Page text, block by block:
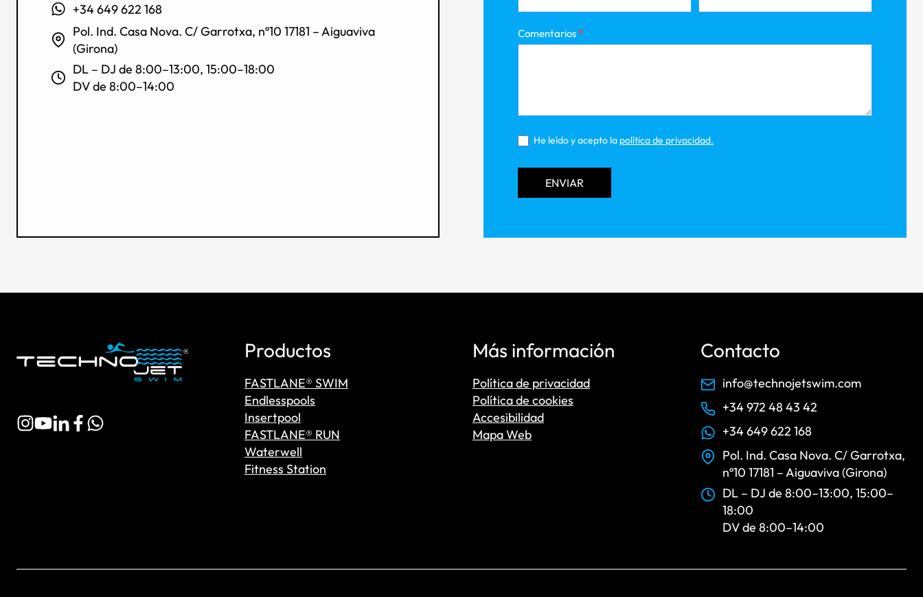
+34 649 622 168
Pol. Ind. Casa Nova. C/ Garrotxa, nº10 17181 – Aiguaviva
(Girona)
DL – DJ de 8:00–13:00, 15:00–18:00
DV de 8:00–14:00
Comentarios*
He leído y acepto la política de privacidad.
Productos
FASTLANE® SWIM
Endlesspools
Insertpool
FASTLANE® RUN
Waterwell
Fitness Station
Más información
Política de privacidad
Política de cookies
Accesibilidad
Mapa Web
Contacto
info@technojetswim.com
+34 972 48 43 42
+34 649 622 168
Pol. Ind. Casa Nova. C/ Garrotxa,
nº10 17181 – Aiguaviva (Girona)
DL – DJ de 8:00–13:00, 15:00–
18:00
DV de 8:00–14:00